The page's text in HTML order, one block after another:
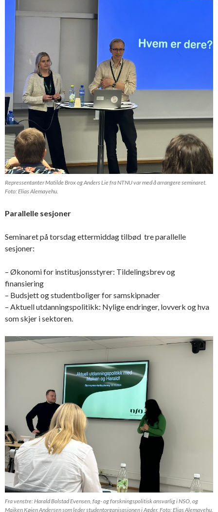
Repressentanter Matilde Brox og Anders Lie fra NTNU var med å arrangere seminaret.
Foto: Elias Alemayehu.
Parallelle sesjoner
Seminaret på torsdag ettermiddag tilbød tre parallelle
sesjoner:
– Økonomi for institusjonsstyrer: Tildelingsbrev og
finansiering
– Budsjett og studentboliger for samskipnader
– Aktuell utdanningspolitikk: Nylige endringer, lovverk og hva
som skjer i sektoren.
Fra venstre: Harald Bolstad Evensen, fag- og forskningspolitisk ansvarlig i NSO, og
Maiken Køien Andersen som leder studentorganisasjonen i Agder. Foto: Elias Alemayehu.